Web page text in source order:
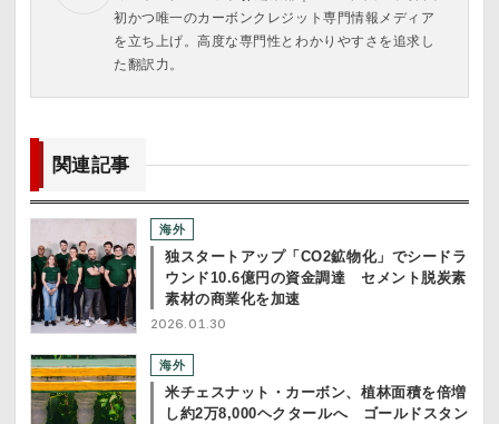
初かつ唯一のカーボンクレジット専門情報メディア
を立ち上げ。高度な専門性とわかりやすさを追求し
た翻訳力。
関連記事
海外
独スタートアップ「CO2鉱物化」でシードラ
ウンド10.6億円の資金調達 セメント脱炭素
素材の商業化を加速
2026.01.30
海外
米チェスナット・カーボン、植林面積を倍増
し約2万8,000ヘクタールへ ゴールドスタン